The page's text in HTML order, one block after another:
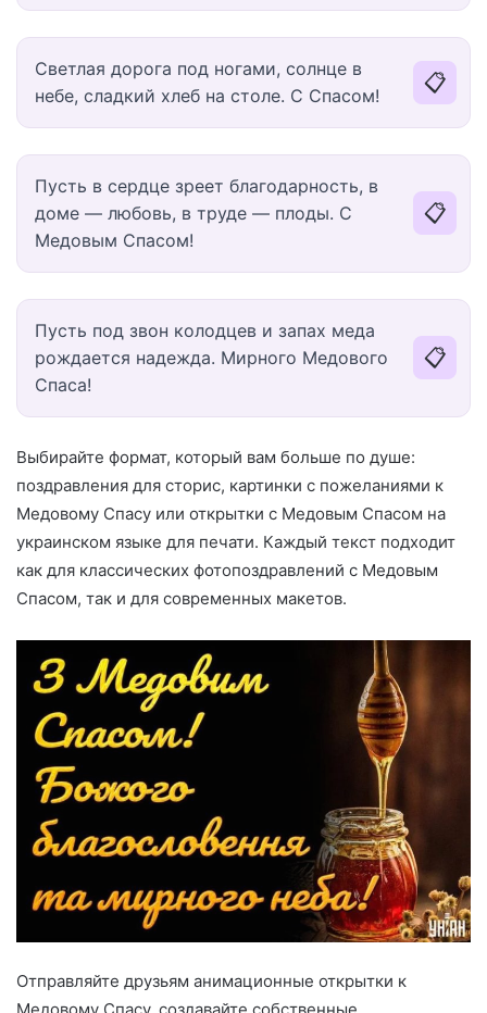
Светлая дорога под ногами, солнце в
небе, сладкий хлеб на столе. С Спасом!
📋
Пусть в сердце зреет благодарность, в
доме — любовь, в труде — плоды. С
Медовым Спасом!
📋
Пусть под звон колодцев и запах меда
рождается надежда. Мирного Медового
Спаса!
📋
Выбирайте формат, который вам больше по душе:
поздравления для сторис, картинки с пожеланиями к
Медовому Спасу или открытки с Медовым Спасом на
украинском языке для печати. Каждый текст подходит
как для классических фотопоздравлений с Медовым
Спасом, так и для современных макетов.
Отправляйте друзьям анимационные открытки к